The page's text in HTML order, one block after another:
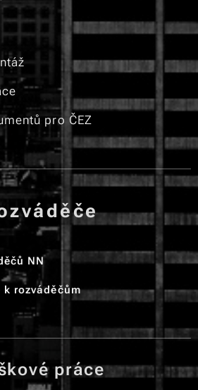
pro ČEZ
NN
k rozváděčům
práce